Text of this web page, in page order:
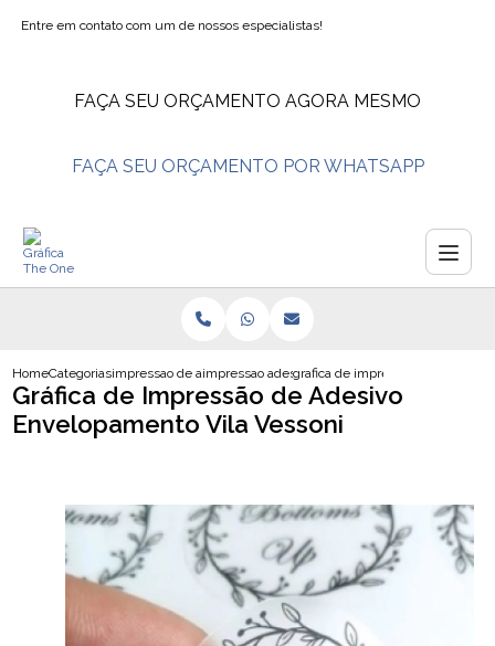
Entre em contato com um de nossos especialistas!
FAÇA SEU ORÇAMENTO AGORA MESMO
FAÇA SEU ORÇAMENTO POR WHATSAPP
HomeCategoriasimpressao de adesivosimpressao adesivo perfuradografica de impressao de adesivo
Gráfica de Impressão de Adesivo
Envelopamento Vila Vessoni